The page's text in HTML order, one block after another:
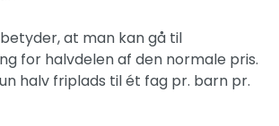
betyder, at man kan gå til
for halvdelen af den normale pris.
halv friplads til ét fag pr. barn pr.